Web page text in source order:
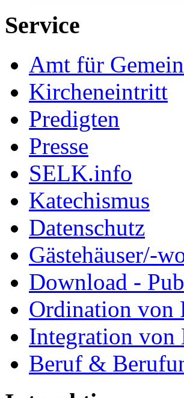
Service
Amt für
Kircheneintritt
Predigten
Presse
SELK.info
Katechismus
Datenschutz
Gästehäuser/-
Download -
Ordination von
Integration von
Beruf &